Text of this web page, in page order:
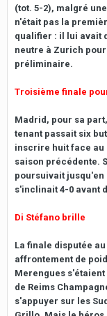
(tot. 5-2), malgré
n'était pas la
qualifier : il lui avait
neutre à Zurich pour
préliminaire.
Troisième finale
Madrid, pour sa
tenant passait six
inscrire huit face au
saison précédente.
poursuivait jusqu'en
s'inclinait 4-0 avant
Di Stéfano brille
La finale disputée
affrontement de
Merengues
de Reims
s'appuyer sur les